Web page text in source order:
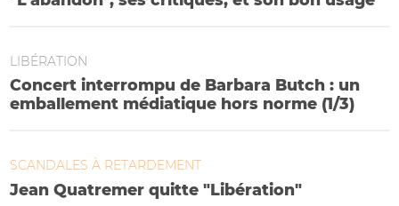
LIBÉRATION
Concert interrompu de Barbara Butch : un
emballement médiatique hors norme (1/3)
SCANDALES À RETARDEMENT
Jean Quatremer quitte "Libération"